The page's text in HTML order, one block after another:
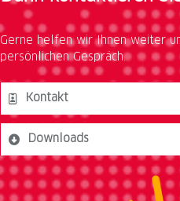
Gerne helfen wir Ihnen weiter
persönlichen Gespräch.
Kontakt
Downloads